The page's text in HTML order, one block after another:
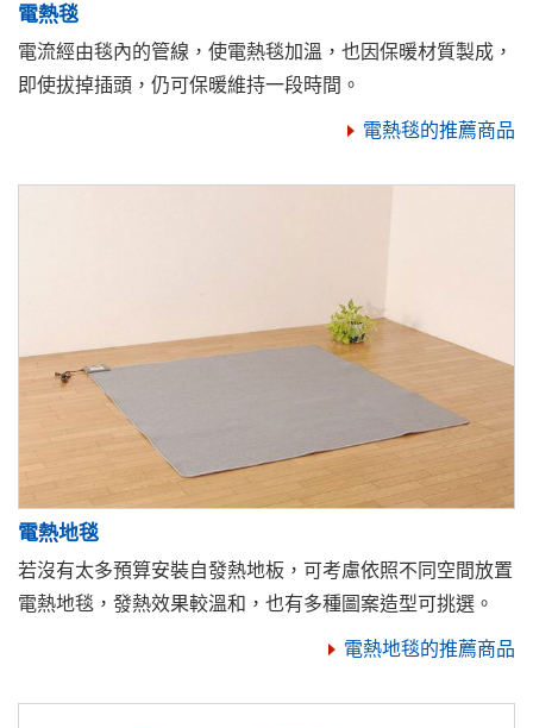
電熱毯
電流經由毯內的管線，使電熱毯加溫，也因保暖材質製成，
即使拔掉插頭，仍可保暖維持一段時間。
電熱毯的推薦商品
電熱地毯
若沒有太多預算安裝自發熱地板，可考慮依照不同空間放置
電熱地毯，發熱效果較溫和，也有多種圖案造型可挑選。
電熱地毯的推薦商品